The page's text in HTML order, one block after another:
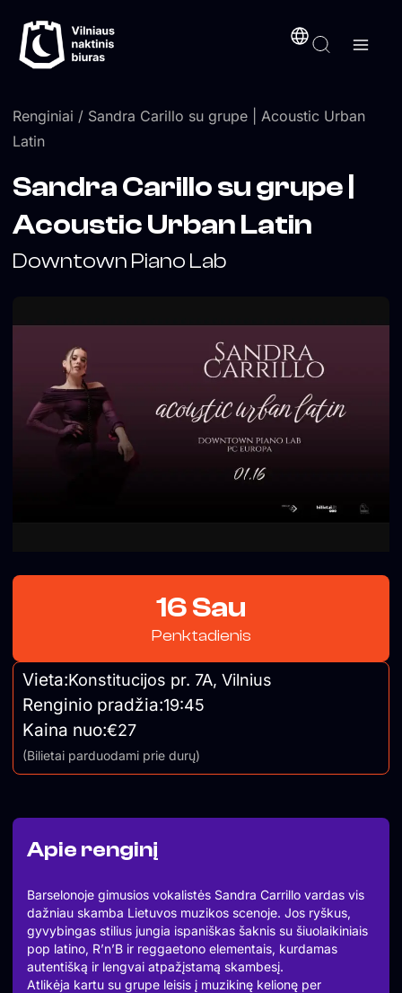
prie
turinio
Renginiai / Sandra Carillo su grupe | Acoustic Urban
Latin
Apie renginį
Barselonoje gimusios vokalistės Sandra Carrillo vardas vis
dažniau skamba Lietuvos muzikos scenoje. Jos ryškus,
gyvybingas stilius jungia ispaniškas šaknis su šiuolaikiniais
pop latino, R’n’B ir reggaetono elementais, kurdamas
autentišką ir lengvai atpažįstamą skambesį.
Atlikėja kartu su grupe leisis į muzikinę kelionę per
Sandra Carillo su grupe |
Acoustic Urban Latin
Downtown Piano Lab
16 Sau
Penktadienis
Vieta:Konstitucijos pr. 7A, Vilnius
Renginio pradžia:19:45
Kaina nuo:€27
(Bilietai parduodami prie durų)